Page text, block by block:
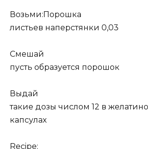
Возьми:Порошка
листьев наперстянки 0,03
Смешай
пусть образуется порошок
Выдай
такие дозы числом 12 в
капсулах
Recipe: